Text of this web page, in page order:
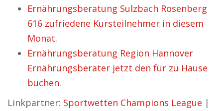
Ernährungsberatung Sulzbach Rosenberg
616 zufriedene Kursteilnehmer in diesem
Monat.
Ernährungsberatung Region Hannover
Ernährungsberater jetzt den für zu Hause
buchen.
Linkpartner: Sportwetten Champions League |